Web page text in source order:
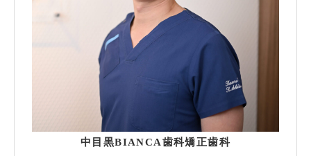
中目黒BIANCA歯科矯正歯科